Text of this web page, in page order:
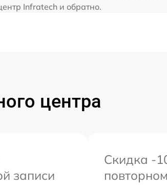
Infratech и обратно.
центра
записи
Скидка -